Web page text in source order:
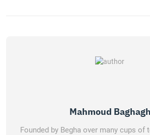
Mahmoud
Founded by Begha over many cups of